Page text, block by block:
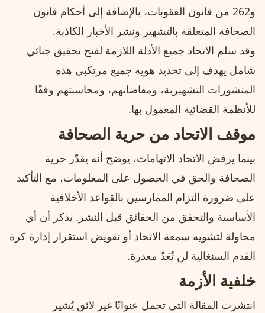
و262 من قانون العقوبات، بالإضافة إلى أحكام قانون
الصحافة المتعلقة بالتشهير ونشر الأخبار الكاذبة.
وقد سلم الاتحاد جميع الأدلة اللازمة لفتح تحقيق جنائي
شامل يهدف إلى تحديد هوية جميع مرتكبي هذه
المنشورات التشهيرية، ومقاضاتهم، ومحاسبتهم وفقًا
للأنظمة القضائية المعمول بها.
موقف الاتحاد من حرية الصحافة
بينما يرفض الاتحاد الاتهامات، يوضح أنه يقدّر حرية
الصحافة والحق في الحصول على المعلومات، مع التأكيد
على ضرورة التزام الممارسين بالقواعد الأخلاقية
الأساسية والتحقق من الحقائق قبل النشر. يذكر أن أي
محاولة لتشويه سمعة الاتحاد أو تقويض استقرار إدارة كرة
القدم السنغالية لن تُعَدّ معذرة.
خلفية الأزمة
انتشرت المقالة التي تحمل عنوانًا غير لائق يُشير